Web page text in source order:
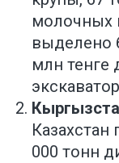
молочных
выделено
млн тенге
000 тонн